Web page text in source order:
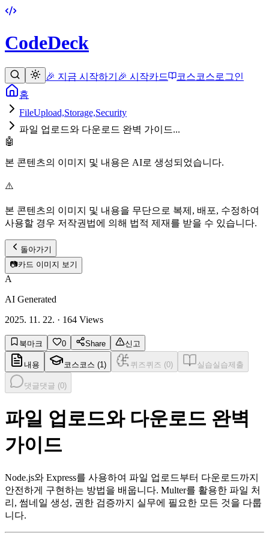
CodeDeck
🎉 지금 시작하기 🎉 시작카드 코스코스로그인
홈
FileUpload,Storage,Security
파일 업로드와 다운로드 완벽 가이드...
🤖
본 콘텐츠의 이미지 및 내용은 AI로 생성되었습니다.
⚠️
본 콘텐츠의 이미지 및 내용을 무단으로 복제, 배포, 수정하여
사용할 경우 저작권법에 의해 법적 제재를 받을 수 있습니다.
돌아가기
📷카드 이미지 보기
A
AI Generated
2025. 11. 22. · 164 Views
북마크 0 Share 신고
내용 코스 코스 (1 ) 퀴즈퀴즈 (0) 실습실습제출
댓글댓글 (0)
파일 업로드와 다운로드 완벽
가이드
Node.js와 Express를 사용하여 파일 업로드부터 다운로드까지
안전하게 구현하는 방법을 배웁니다. Multer를 활용한 파일 처
리, 썸네일 생성, 권한 검증까지 실무에 필요한 모든 것을 다룹
니다.